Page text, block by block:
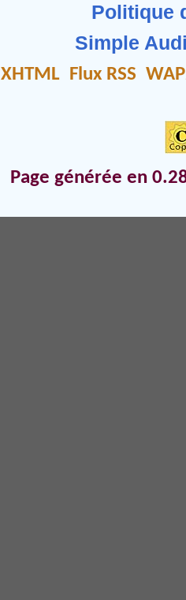
Politique
Simple
XHTML Flux RSS
Page générée en